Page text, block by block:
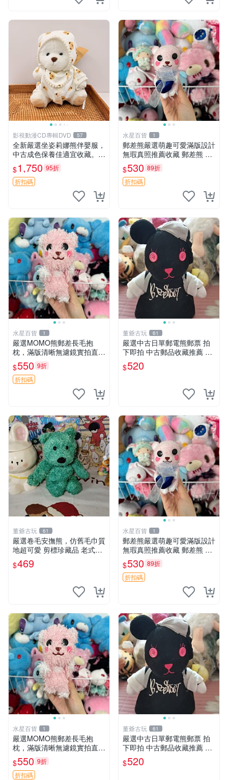
影視動漫CD專輯DVD 57
全新嚴選坐姿莉娜熊伴嬰服，
中古成色保養佳適宜收藏。無
盒子但品質完好，快速出貨。
建議入手！ 中古 玩偶 滬漫
$1,750 95折
折扣碼
水星百貨 1
郵差熊嚴選萌趣可愛滿版設計
無瑕真照推薦收藏 郵差熊 熊
抱枕 紅薯啵啵間
$530 89折
折扣碼
水星百貨 1
嚴選MOMO熊郵差長毛抱
枕，滿版清晰無濾鏡實拍直
銷。每周新品到貨，不容錯
過！ 郵差熊 長毛 抱枕
$550 9折
折扣碼
董爺古玩 61
嚴選中古日單郵電熊郵票 拍
下即拍 中古郵品收藏推薦 郵
票 郵電熊 日本
$520
董爺古玩 61
嚴選卷毛安撫熊，仿舊毛巾質
地超可愛 剪標珍藏品 老式毛
巾質地 安撫熊 款式
$469
水星百貨 1
郵差熊嚴選萌趣可愛滿版設計
無瑕真照推薦收藏 郵差熊 熊
抱枕 紅薯啵啵間
$530 89折
折扣碼
水星百貨 1
嚴選MOMO熊郵差長毛抱
枕，滿版清晰無濾鏡實拍直
銷。每周新品到貨，不容錯
過！ 郵差熊 長毛 抱枕
$550 9折
折扣碼
董爺古玩 61
嚴選中古日單郵電熊郵票 拍
下即拍 中古郵品收藏推薦 郵
票 郵電熊 日本
$520